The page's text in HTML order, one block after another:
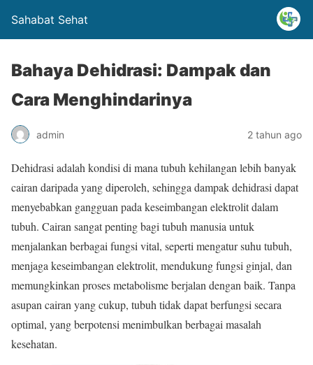
Sahabat Sehat
Bahaya Dehidrasi: Dampak dan
Cara Menghindarinya
admin 2 tahun ago
Dehidrasi adalah kondisi di mana tubuh kehilangan lebih banyak
cairan daripada yang diperoleh, sehingga dampak dehidrasi dapat
menyebabkan gangguan pada keseimbangan elektrolit dalam
tubuh. Cairan sangat penting bagi tubuh manusia untuk
menjalankan berbagai fungsi vital, seperti mengatur suhu tubuh,
menjaga keseimbangan elektrolit, mendukung fungsi ginjal, dan
memungkinkan proses metabolisme berjalan dengan baik. Tanpa
asupan cairan yang cukup, tubuh tidak dapat berfungsi secara
optimal, yang berpotensi menimbulkan berbagai masalah
kesehatan.